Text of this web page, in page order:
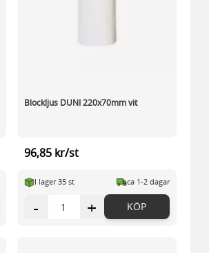
Blockljus DUNI 220x70mm vit
96,85 kr/st
I lager 35 st ca 1-2 dagar
- + KÖP